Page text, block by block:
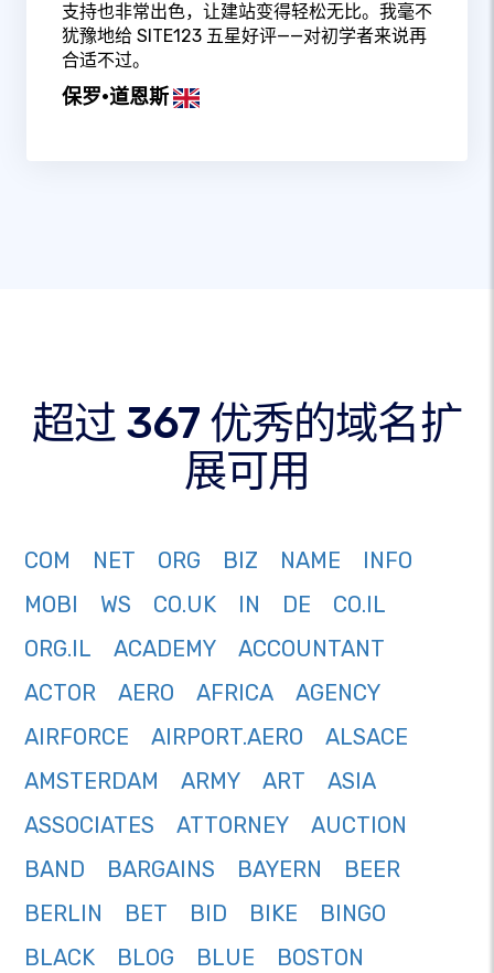
支持也非常出色，让建站变得轻松无比。我毫不
犹豫地给 SITE123 五星好评——对初学者来说再
合适不过。
保罗·道恩斯
超过 367 优秀的域名扩
展可用
COM NET ORG BIZ NAME
INFO
MOBI
WS CO.UK IN DE
CO.IL
ORG.IL
ACADEMY
ACCOUNTANT
ACTOR
AERO AFRICA
AGENCY
AIRFORCE
AIRPORT.AERO
ALSACE
AMSTERDAM
ARMY ART
ASIA
ASSOCIATES
ATTORNEY
AUCTION
BAND
BARGAINS BAYERN
BEER
BERLIN
BET BID BIKE
BINGO
BLACK
BLOG BLUE
BOSTON